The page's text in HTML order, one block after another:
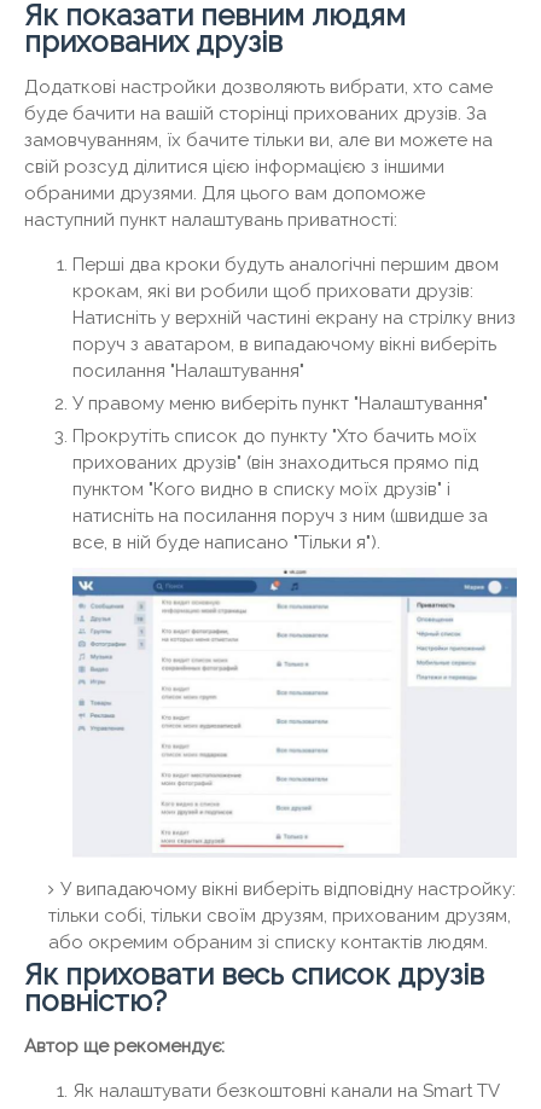
Як показати певним людям
прихованих друзів
Додаткові настройки дозволяють вибрати, хто саме
буде бачити на вашій сторінці прихованих друзів. За
замовчуванням, їх бачите тільки ви, але ви можете на
свій розсуд ділитися цією інформацією з іншими
обраними друзями. Для цього вам допоможе
наступний пункт налаштувань приватності:
Перші два кроки будуть аналогічні першим двом
крокам, які ви робили щоб приховати друзів:
Натисніть у верхній частині екрану на стрілку вниз
поруч з аватаром, в випадаючому вікні виберіть
посилання "Налаштування"
У правому меню виберіть пункт "Налаштування"
Прокрутіть список до пункту "Хто бачить моїх
прихованих друзів" (він знаходиться прямо під
пунктом "Кого видно в списку моїх друзів" і
натисніть на посилання поруч з ним (швидше за
все, в ній буде написано "Тільки я").
У випадаючому вікні виберіть відповідну настройку:
тільки собі, тільки своїм друзям, прихованим друзям,
або окремим обраним зі списку контактів людям.
Як приховати весь список друзів
повністю?
Автор ще рекомендує:
Як налаштувати безкоштовні канали на Smart TV